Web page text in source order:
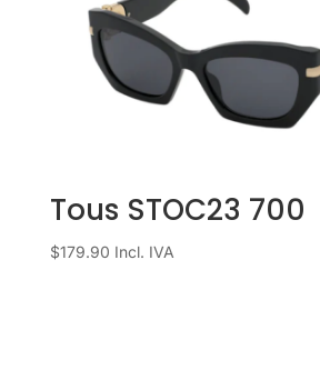
Tous STOC23 700
$179.90 Incl. IVA